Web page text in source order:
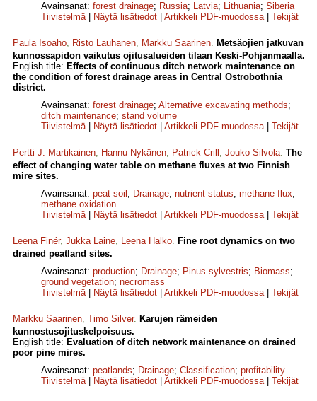
Avainsanat: forest drainage; Russia; Latvia; Lithuania; Siberia
Tiivistelmä| Näytä lisätiedot Artikkeli PDF-muodossa| Tekijät
Paula Isoaho, Risto Lauhanen, Markku Saarinen. Metsäojien jatkuvan
kunnossapidon vaikutus ojitusalueiden tilaan Keski-Pohjanmaalla.
English title: Effects of continuous ditch network maintenance on
the condition of forest drainage areas in Central Ostrobothnia
district.
Avainsanat: forest drainage; Alternative excavating methods;
ditch maintenance; stand volume
Tiivistelmä| Näytä lisätiedot Artikkeli PDF-muodossa| Tekijät
Pertti J. Martikainen, Hannu Nykänen, Patrick Crill , Jouko Silvola. The
effect of changing water table on methane fluxes at two Finnish
mire sites.
Avainsanat: peat soil ; Drainage; nutrient status; methane flux;
methane oxidation
Tiivistelmä| Näytä lisätiedot Artikkeli PDF-muodossa| Tekijät
Leena Finér, Jukka Laine, Leena Halko. Fine root dynamics on two
drained peatland sites.
Avainsanat: production; Drainage; Pinus sylvestris; Biomass;
ground vegetation; necromass
Tiivistelmä| Näytä lisätiedot Artikkeli PDF-muodossa| Tekijät
Markku Saarinen, Timo Silver. Karujen rämeiden
kunnostusojituskelpoisuus.
English title: Evaluation of ditch network maintenance on drained
poor pine mires.
Avainsanat: peatlands; Drainage; Classification; profitability
Tiivistelmä| Näytä lisätiedot Artikkeli PDF-muodossa| Tekijät